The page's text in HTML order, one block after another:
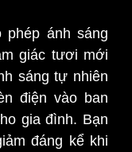
ánh sáng
giác tươi mới
sáng tự nhiên
điện vào ban
gia đình. Bạn
đáng kể khi